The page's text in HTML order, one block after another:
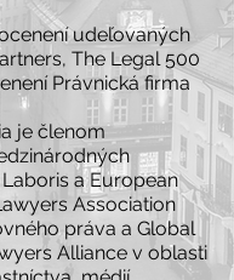
udeľovaných
The Legal 500
Právnická firma
je členom
a European
Association
práva a Global
Alliance v oblasti